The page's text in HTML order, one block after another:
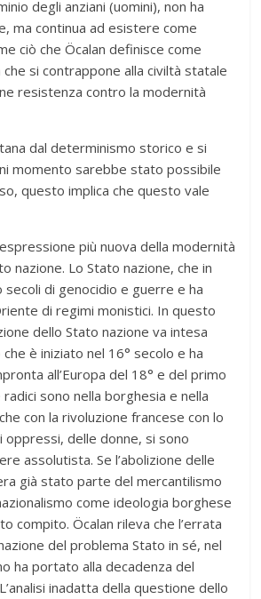
degli anziani (uomini), non ha
ma continua ad esistere come
ciò che Öcalan definisce come
si contrappone alla civiltà statale
resistenza contro la modernità
dal determinismo storico e si
momento sarebbe stato possibile
questo implica che questo vale
più nuova della modernità
nazione. Lo Stato nazione, che in
secoli di genocidio e guerre e ha
di regimi monistici. In questo
dello Stato nazione va intesa
è iniziato nel 16° secolo e ha
all’Europa del 18° e del primo
sono nella borghesia e nella
con la rivoluzione francese con lo
delle donne, si sono
assolutista. Se l’abolizione delle
già stato parte del mercantilismo
come ideologia borghese
compito. Öcalan rileva che l’errata
del problema Stato in sé, nel
ha portato alla decadenza del
inadatta della questione dello